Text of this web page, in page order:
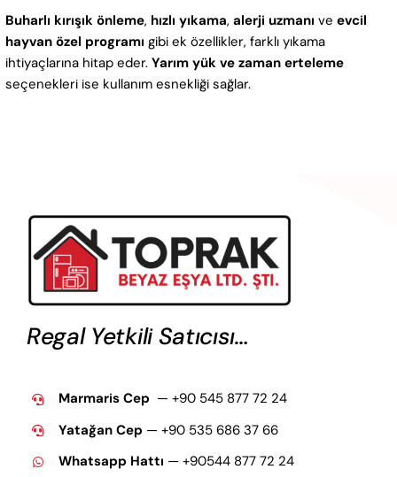
Buharlı kırışık önleme, hızlı yıkama, alerji uzmanı ve evcil
hayvan özel programı gibi ek özellikler, farklı yıkama
ihtiyaçlarına hitap eder. Yarım yük ve zaman erteleme
seçenekleri ise kullanım esnekliği sağlar.
Regal Yetkili Satıcısı…
Marmaris Cep — +90 545 877 72 24
Yatağan Cep — +90 535 686 37 66
Whatsapp Hattı — +90544 877 72 24